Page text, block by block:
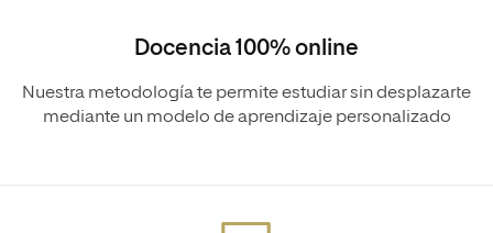
Docencia 100% online
Nuestra metodología te permite estudiar sin desplazarte
mediante un modelo de aprendizaje personalizado